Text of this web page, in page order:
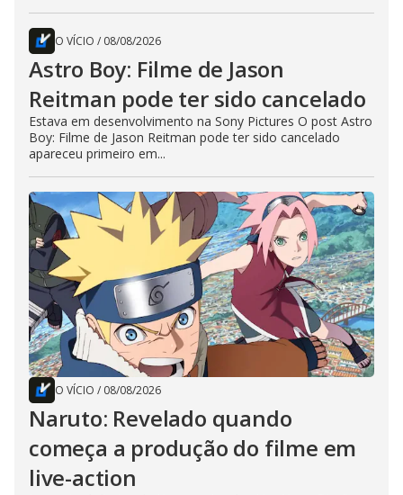
O VÍCIO / 08/08/2026
Astro Boy: Filme de Jason
Reitman pode ter sido cancelado
Estava em desenvolvimento na Sony Pictures O post Astro
Boy: Filme de Jason Reitman pode ter sido cancelado
apareceu primeiro em...
O VÍCIO / 08/08/2026
Naruto: Revelado quando
começa a produção do filme em
live-action